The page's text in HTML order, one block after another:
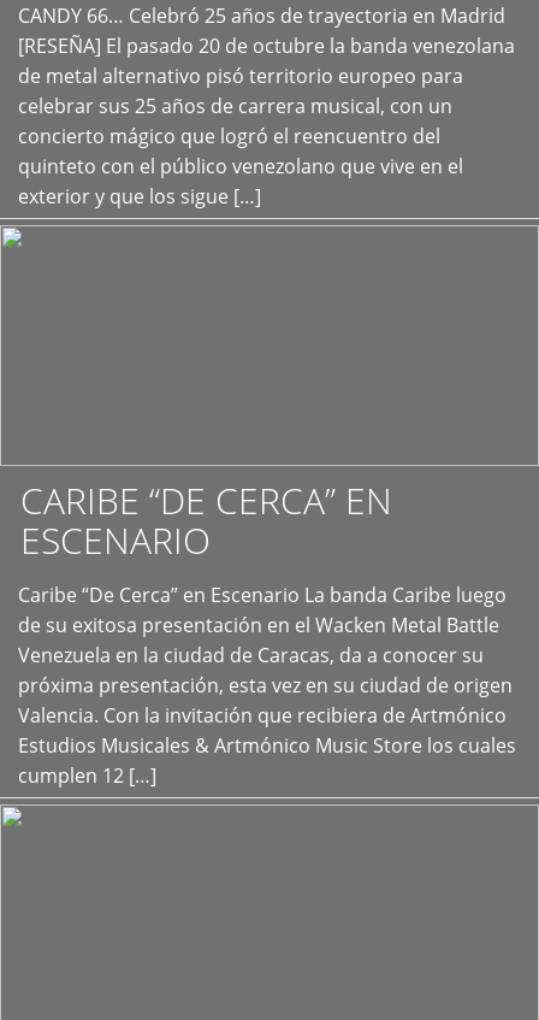
CANDY 66… Celebró 25 años de trayectoria en Madrid
[RESEÑA] El pasado 20 de octubre la banda venezolana
de metal alternativo pisó territorio europeo para
celebrar sus 25 años de carrera musical, con un
concierto mágico que logró el reencuentro del
quinteto con el público venezolano que vive en el
exterior y que los sigue […]
+
CARIBE “DE CERCA” EN
ESCENARIO
Caribe “De Cerca” en Escenario La banda Caribe luego
de su exitosa presentación en el Wacken Metal Battle
Venezuela en la ciudad de Caracas, da a conocer su
próxima presentación, esta vez en su ciudad de origen
Valencia. Con la invitación que recibiera de Artmónico
Estudios Musicales & Artmónico Music Store los cuales
cumplen 12 […]
+